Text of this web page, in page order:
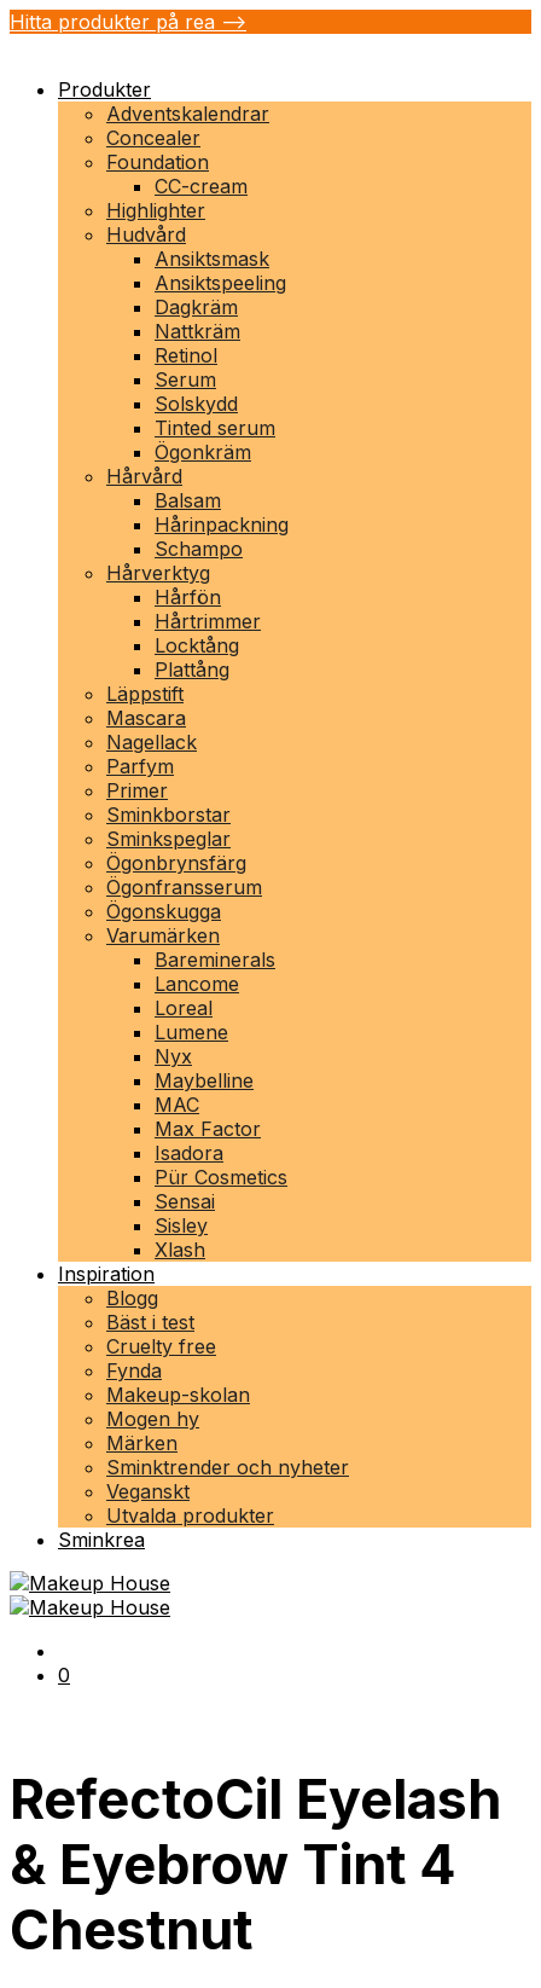
Hitta produkter på rea -->
Produkter
Adventskalendrar
Concealer
Foundation
CC-cream
Highlighter
Hudvård
Ansiktsmask
Ansiktspeeling
Dagkräm
Nattkräm
Retinol
Serum
Solskydd
Tinted serum
Ögonkräm
Hårvård
Balsam
Hårinpackning
Schampo
Hårverktyg
Hårfön
Hårtrimmer
Locktång
Plattång
Läppstift
Mascara
Nagellack
Parfym
Primer
Sminkborstar
Sminkspeglar
Ögonbrynsfärg
Ögonfransserum
Ögonskugga
Varumärken
Bareminerals
Lancome
Loreal
Lumene
Nyx
Maybelline
MAC
Max Factor
Isadora
Pür Cosmetics
Sensai
Sisley
Xlash
Inspiration
Blogg
Bäst i test
Cruelty free
Fynda
Makeup-skolan
Mogen hy
Märken
Sminktrender och nyheter
Veganskt
Utvalda produkter
Sminkrea
0
RefectoCil Eyelash
& Eyebrow Tint 4
Chestnut